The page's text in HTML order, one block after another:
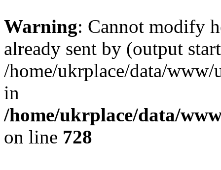
Warning: Cannot modify
already sent by (output
/home/ukrplace/data/
in
/home/ukrplace/data/
on line 728